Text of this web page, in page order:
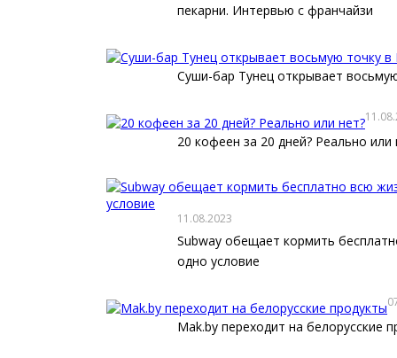
пекарни. Интервью с франчайзи
Суши-бар Тунец открывает
20 кофеен за 20 дней? Реально или
11.08.2023
Subway обещает кормить
одно условие
Mak.by переходит на белорусские